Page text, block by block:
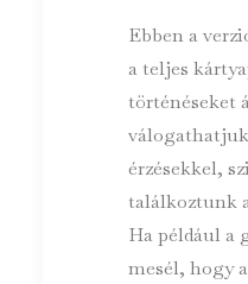
Ebben a
a teljes
történéseket
érzésekkel,
találkoztunk
Ha például a
mesél, hogy